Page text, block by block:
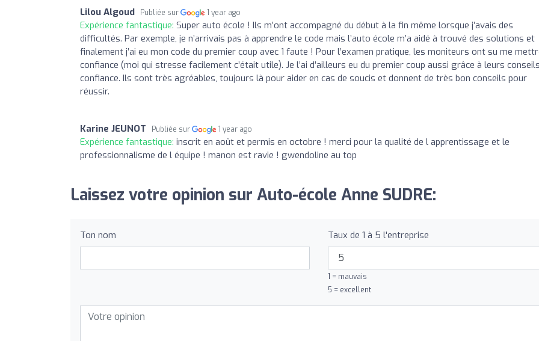
Lilou Algoud Publiée sur 1 year ago
Expérience fantastique: Super auto école ! Ils m’ont accompagné du début à la fin même lorsque j’avais des
difficultés. Par exemple, je n’arrivais pas à apprendre le code mais l’auto école m’a aidé à trouvé des solutions et
finalement j’ai eu mon code du premier coup avec 1 faute ! Pour l’examen pratique, les moniteurs ont su me
confiance (moi qui stresse facilement c’était utile). Je l’ai d’ailleurs eu du premier coup aussi grâce à leurs
confiance. Ils sont très agréables, toujours là pour aider en cas de soucis et donnent de très bon conseils pour
réussir.
Karine JEUNOT Publiée sur 1 year ago
Expérience fantastique: inscrit en août et permis en octobre ! merci pour la qualité de l apprentissage et le
professionnalisme de l équipe ! manon est ravie ! gwendoline au top
Laissez votre opinion sur Auto-école Anne SUDRE:
Ton nom Taux de 1 à 5 l'entreprise
1 = mauvais
5 = excellent